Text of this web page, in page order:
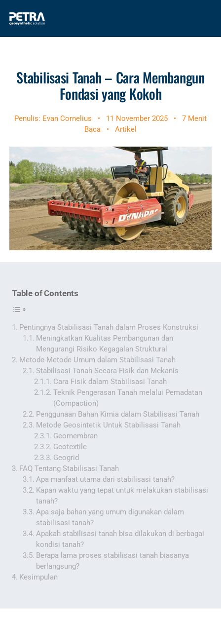
Stabilisasi Tanah – Cara Membangun
Fondasi yang Kokoh
Penulis: Evan Cornelius • 11 November 2025 •
7 Menit
Baca
• Artikel
Table of Contents
Pentingnya Stabilisasi Tanah dalam Proses Konstruksi
Meningkatkan Kualitas Pembangunan dan
Mengurangi Risiko Kegagalan Struktural
Metode-Metode Umum dalam Stabilisasi Tanah
Stabilisasi Tanah Secara Fisik dan Mekanis
Cara Fisik dalam Stabilisasi Tanah
Teknik Pengerasan Tanah melalui Pemadatan
(Compaction)
Penggunaan Bahan Kimia dalam Stabilisasi Tanah
Metode Geosintetik Untuk Stabilisasi Tanah
Geomembran
Geotextile
Geogrid
FAQ Tentang Stabilisasi Tanah
Apa manfaat utama dari stabilisasi tanah?
Kapan waktu yang tepat untuk melakukan stabilisasi
tanah?
Apa saja bahan yang umum digunakan dalam
stabilisasi tanah?
Apakah stabilisasi tanah bisa dilakukan di berbagai
kondisi tanah?
Berapa lama proses stabilisasi tanah biasanya
berlangsung?
Kesimpulan